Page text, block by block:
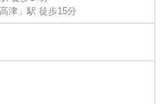
高津 」駅 徒歩15分